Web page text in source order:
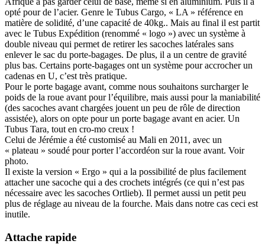
opté pour de l’acier. Genre le Tubus Cargo, « LA » référence en
matière de solidité, d’une capacité de 40kg.. Mais au final il est partit
avec le Tubus Expédition (renommé « logo ») avec un système à
double niveau qui permet de retirer les sacoches latérales sans
enlever le sac du porte-bagages. De plus, il a un centre de gravité
plus bas. Certains porte-bagages ont un système pour accrocher un
cadenas en U, c’est très pratique.
Pour le porte bagage avant, comme nous souhaitons surcharger le
poids de la roue avant pour l’équilibre, mais aussi pour la maniabilité
(des sacoches avant chargées jouent un peu de rôle de direction
assistée), alors on opte pour un porte bagage avant en acier. Un
Tubus Tara, tout en cro-mo creux !
Celui de Jérémie a été customisé au Mali en 2011, avec un
« plateau » soudé pour porter l’accordéon sur la roue avant. Voir
photo.
Il existe la version « Ergo » qui a la possibilité de plus facilement
attacher une sacoche qui a des crochets intégrés (ce qui n’est pas
nécessaire avec les sacoches Ortlieb). Il permet aussi un petit peu
plus de réglage au niveau de la fourche. Mais dans notre cas ceci est
inutile.
Attache rapide